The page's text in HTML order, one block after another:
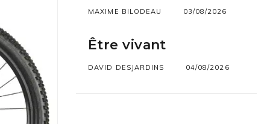
MAXIME BILODEAU 03/08/2026
Être vivant
DAVID DESJARDINS 04/08/2026